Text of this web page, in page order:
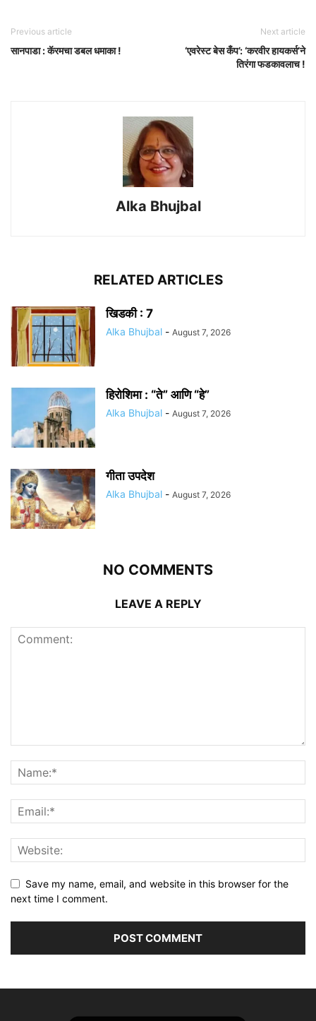
Previous article
सानपाडा : कॅरमचा डबल धमाका !
Next article
‘एवरेस्ट बेस कँप’: ‘करवीर हायकर्स’ने
तिरंगा फडकावलाच !
Alka Bhujbal
RELATED ARTICLES
खिडकी : 7
Alka Bhujbal - August 7, 2026
हिरोशिमा : “ते” आणि “हे”
Alka Bhujbal - August 7, 2026
गीता उपदेश
Alka Bhujbal - August 7, 2026
NO COMMENTS
LEAVE A REPLY
Save my name, email, and website in this browser for the
next time I comment.